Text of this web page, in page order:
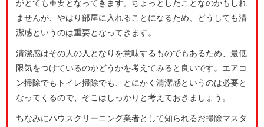
がとても重要となってきます。ちょっとしたことなのかもしれ
ませんが、やはり部屋に入れることになるため、どうしても清
潔感というのは重要となってきます。
清潔感はその人の人となりを意味するものでもあるため、最低
限気をつけているのかどうかを考えてみると良いです。エアコ
ン掃除でもトイレ掃除でも、とにかく清潔感というのは必要と
なってくるので、そこはしっかりと考えておきましょう。
ちなみにハウスクリーニング業者として知られるお掃除マスタ